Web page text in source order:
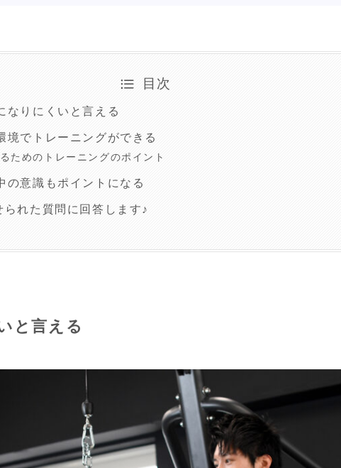
目次
なりにくいと言える
境でトレーニングができる
ためのトレーニングのポイント
の意識もポイントになる
られた質問に回答します♪
と言える